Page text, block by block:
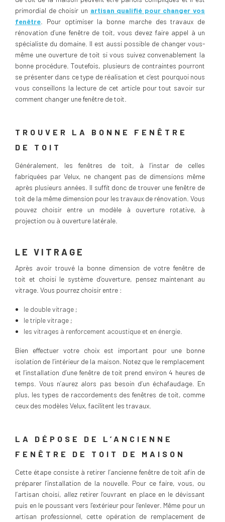
primordial de choisir un artisan qualifié pour changer vos
fenêtre . Pour optimiser la bonne marche des travaux de
rénovation d’une fenêtre de toit, vous devez faire appel à un
spécialiste du domaine. Il est aussi possible de changer vous-
même une ouverture de toit si vous suivez convenablement la
bonne procédure. Toutefois, plusieurs de contraintes pourront
se présenter dans ce type de réalisation et c’est pourquoi nous
vous conseillons la lecture de cet article pour tout savoir sur
comment changer une fenêtre de toit.
TROUVER LA BONNE FENÊTRE
DE TOIT
Généralement, les fenêtres de toit, à l’instar de celles
fabriquées par Velux, ne changent pas de dimensions même
après plusieurs années. Il suffit donc de trouver une fenêtre de
toit de la même dimension pour les travaux de rénovation. Vous
pouvez choisir entre un modèle à ouverture rotative, à
projection ou à ouverture latérale.
LE VITRAGE
Après avoir trouvé la bonne dimension de votre fenêtre de
toit et choisi le système d’ouverture, pensez maintenant au
vitrage. Vous pourrez choisir entre :
le double vitrage ;
le triple vitrage ;
les vitrages à renforcement acoustique et en énergie.
Bien effectuer votre choix est important pour une bonne
isolation de l’intérieur de la maison. Notez que le remplacement
et l’installation d’une fenêtre de toit prend environ 4 heures de
temps. Vous n’aurez alors pas besoin d’un échafaudage. En
plus, les types de raccordements des fenêtres de toit, comme
ceux des modèles Velux, facilitent les travaux.
LA DÉPOSE DE L’ANCIENNE
FENÊTRE DE TOIT DE MAISON
Cette étape consiste à retirer l’ancienne fenêtre de toit afin de
préparer l’installation de la nouvelle. Pour ce faire, vous, ou
l’artisan choisi, allez retirer l’ouvrant en place en le dévissant
puis en le poussant vers l’extérieur pour l’enlever. Même pour un
artisan professionnel, cette opération de remplacement de